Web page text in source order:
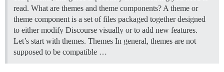
read. What are themes and theme components? A theme or
theme component is a set of files packaged together designed
to either modify Discourse visually or to add new features.
Let’s start with themes. Themes In general, themes are not
supposed to be compatible …